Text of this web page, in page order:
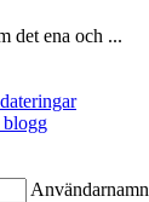
det ena och ...
blogg
Användarnamn